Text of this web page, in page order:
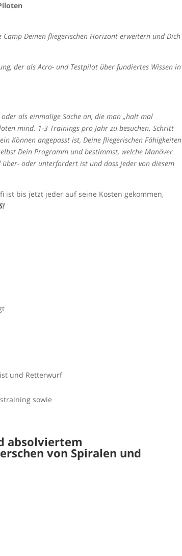
Deinen fliegerischen Horizont erweitern und Dich
der als Acro- und Testpilot über fundiertes Wissen in
als einmalige Sache an, die man „halt mal
mind. 1-3 Trainings pro Jahr zu besuchen. Schritt
Können angepasst ist, Deine fliegerischen Fähigkeiten
Dein Programm und bestimmst, welche Manöver
oder unterfordert ist und dass jeder von diesem
ist bis jetzt jeder auf seine Kosten gekommen,
und Retterwurf
sowie
absolviertem
von Spiralen und